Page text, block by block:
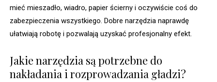
mieć mieszadło, wiadro, papier ścierny i oczywiście coś do
zabezpieczenia wszystkiego. Dobre narzędzia naprawdę
ułatwiają robotę i pozwalają uzyskać profesjonalny efekt.
Jakie narzędzia są potrzebne do
nakładania i rozprowadzania gładzi?